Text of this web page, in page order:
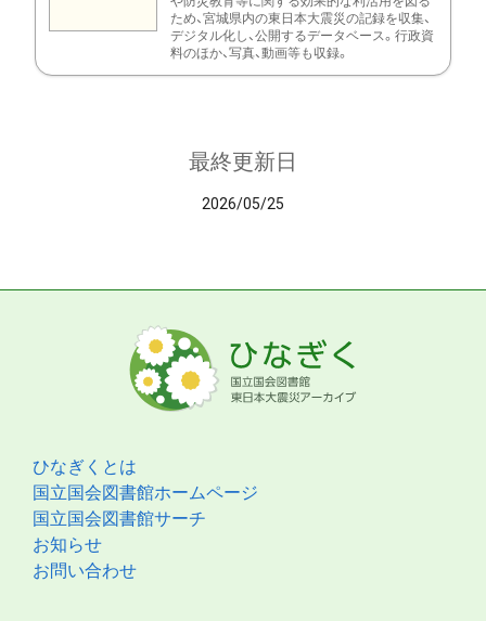
ため、宮城県内の東日本大震災の記録を収集、
デジタル化し、公開するデータベース。行政資
料のほか、写真、動画等も収録。
最終更新日
2026/05/25
ひなぎくとは
国立国会図書館ホームページ
国立国会図書館サーチ
お知らせ
お問い合わせ